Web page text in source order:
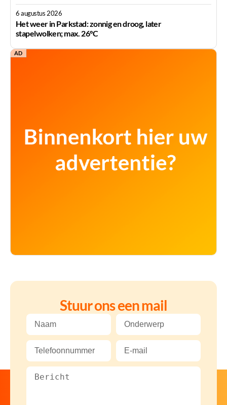
6 augustus 2026
Het weer in Parkstad: zonnig en droog, later
stapelwolken; max. 26°C
AD
Stuur ons een mail